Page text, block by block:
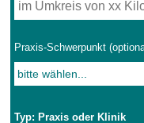
Praxis-Schwerpunkt
Typ: Praxis oder Klinik